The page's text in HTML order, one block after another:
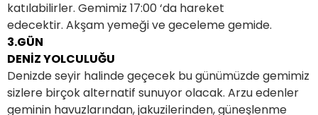
katılabilirler. Gemimiz 17:00 ‘da hareket
edecektir. Akşam yemeği ve geceleme gemide.
3.GÜN
DENİZ YOLCULUĞU
Denizde seyir halinde geçecek bu günümüzde gemimiz
sizlere birçok alternatif sunuyor olacak. Arzu edenler
geminin havuzlarından, jakuzilerinden, güneşlenme